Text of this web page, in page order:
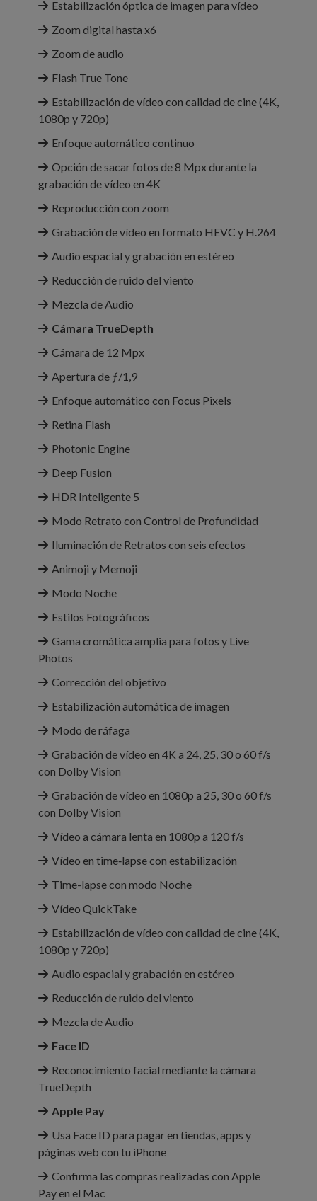
Estabili­zación óptica de imagen para vídeo
Zoom digital hasta x6
Zoom de audio
Flash True Tone
Estabili­zación de vídeo con calidad de cine (4K,
1080p y 720p)
Enfoque automático continuo
Opción de sacar fotos de 8 Mpx durante la
grabación de vídeo en 4K
Reproducción con zoom
Grabación de vídeo en formato HEVC y H.264
Audio espacial y grabación en estéreo
Reducción de ruido del viento
Mezcla de Audio
Cámara TrueDepth
Cámara de 12 Mpx
Apertura de ƒ/1,9
Enfoque automático con Focus Pixels
Retina Flash
Photonic Engine
Deep Fusion
HDR Inteligente 5
Modo Retrato con Control de Profundidad
Iluminación de Retratos con seis efectos
Animoji y Memoji
Modo Noche
Estilos Fotográficos
Gama cromática amplia para fotos y Live
Photos
Corrección del objetivo
Estabili­zación automática de imagen
Modo de ráfaga
Grabación de vídeo en 4K a 24, 25, 30 o 60 f/s
con Dolby Vision
Grabación de vídeo en 1080p a 25, 30 o 60 f/s
con Dolby Vision
Vídeo a cámara lenta en 1080p a 120 f/s
Vídeo en time‑lapse con estabili­zación
Time-lapse con modo Noche
Vídeo QuickTake
Estabili­zación de vídeo con calidad de cine (4K,
1080p y 720p)
Audio espacial y grabación en estéreo
Reducción de ruido del viento
Mezcla de Audio
Face ID
Reconoci­miento facial mediante la cámara
TrueDepth
Apple Pay
Usa Face ID para pagar en tiendas, apps y
páginas web con tu iPhone
Confirma las compras realizadas con Apple
Pay en el Mac